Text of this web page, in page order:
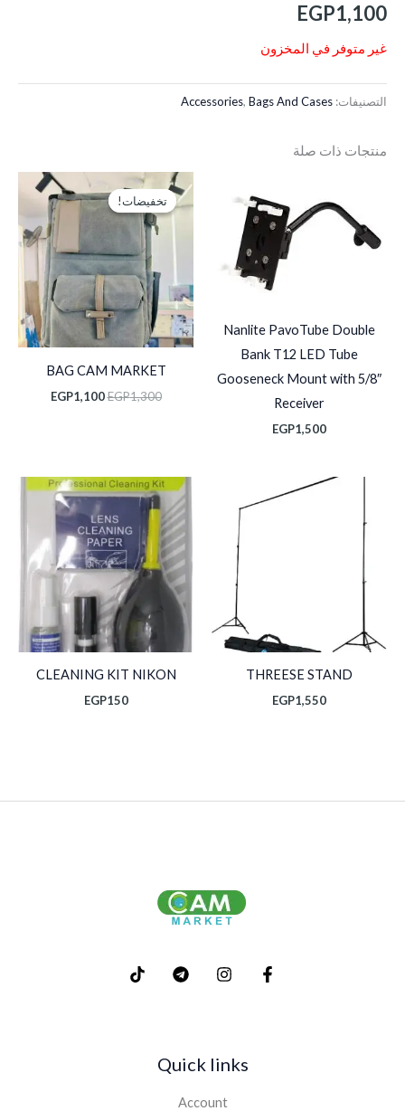
EGP1,100
غير متوفر في المخزون
التصنيفات: Accessories, Bags And Cases
منتجات ذات صلة
Nanlite PavoTube Double
Bank T12 LED Tube
Gooseneck Mount with 5/8″
Receiver
EGP1,500
تخفيضات!
تخفيضات!
BAG CAM MARKET
EGP1,300
الأصلي
هو:
EGP1,300.
EGP1,100
السعر
الحالي
هو:
THREESE STAND
EGP1,550
CLEANING KIT NIKON
EGP150
Quick links
Account